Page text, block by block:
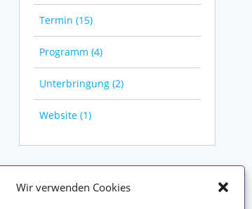
Wir verwenden Cookies
Termin (15)
Programm (4)
Unterbringung (2)
Website (1)